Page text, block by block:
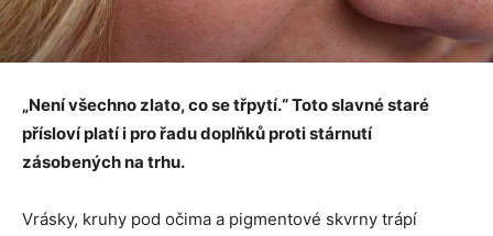
„Není všechno zlato, co se třpytí.“ Toto slavné staré
přísloví platí i pro řadu doplňků proti stárnutí
zásobených na trhu.
Vrásky, kruhy pod očima a pigmentové skvrny trápí